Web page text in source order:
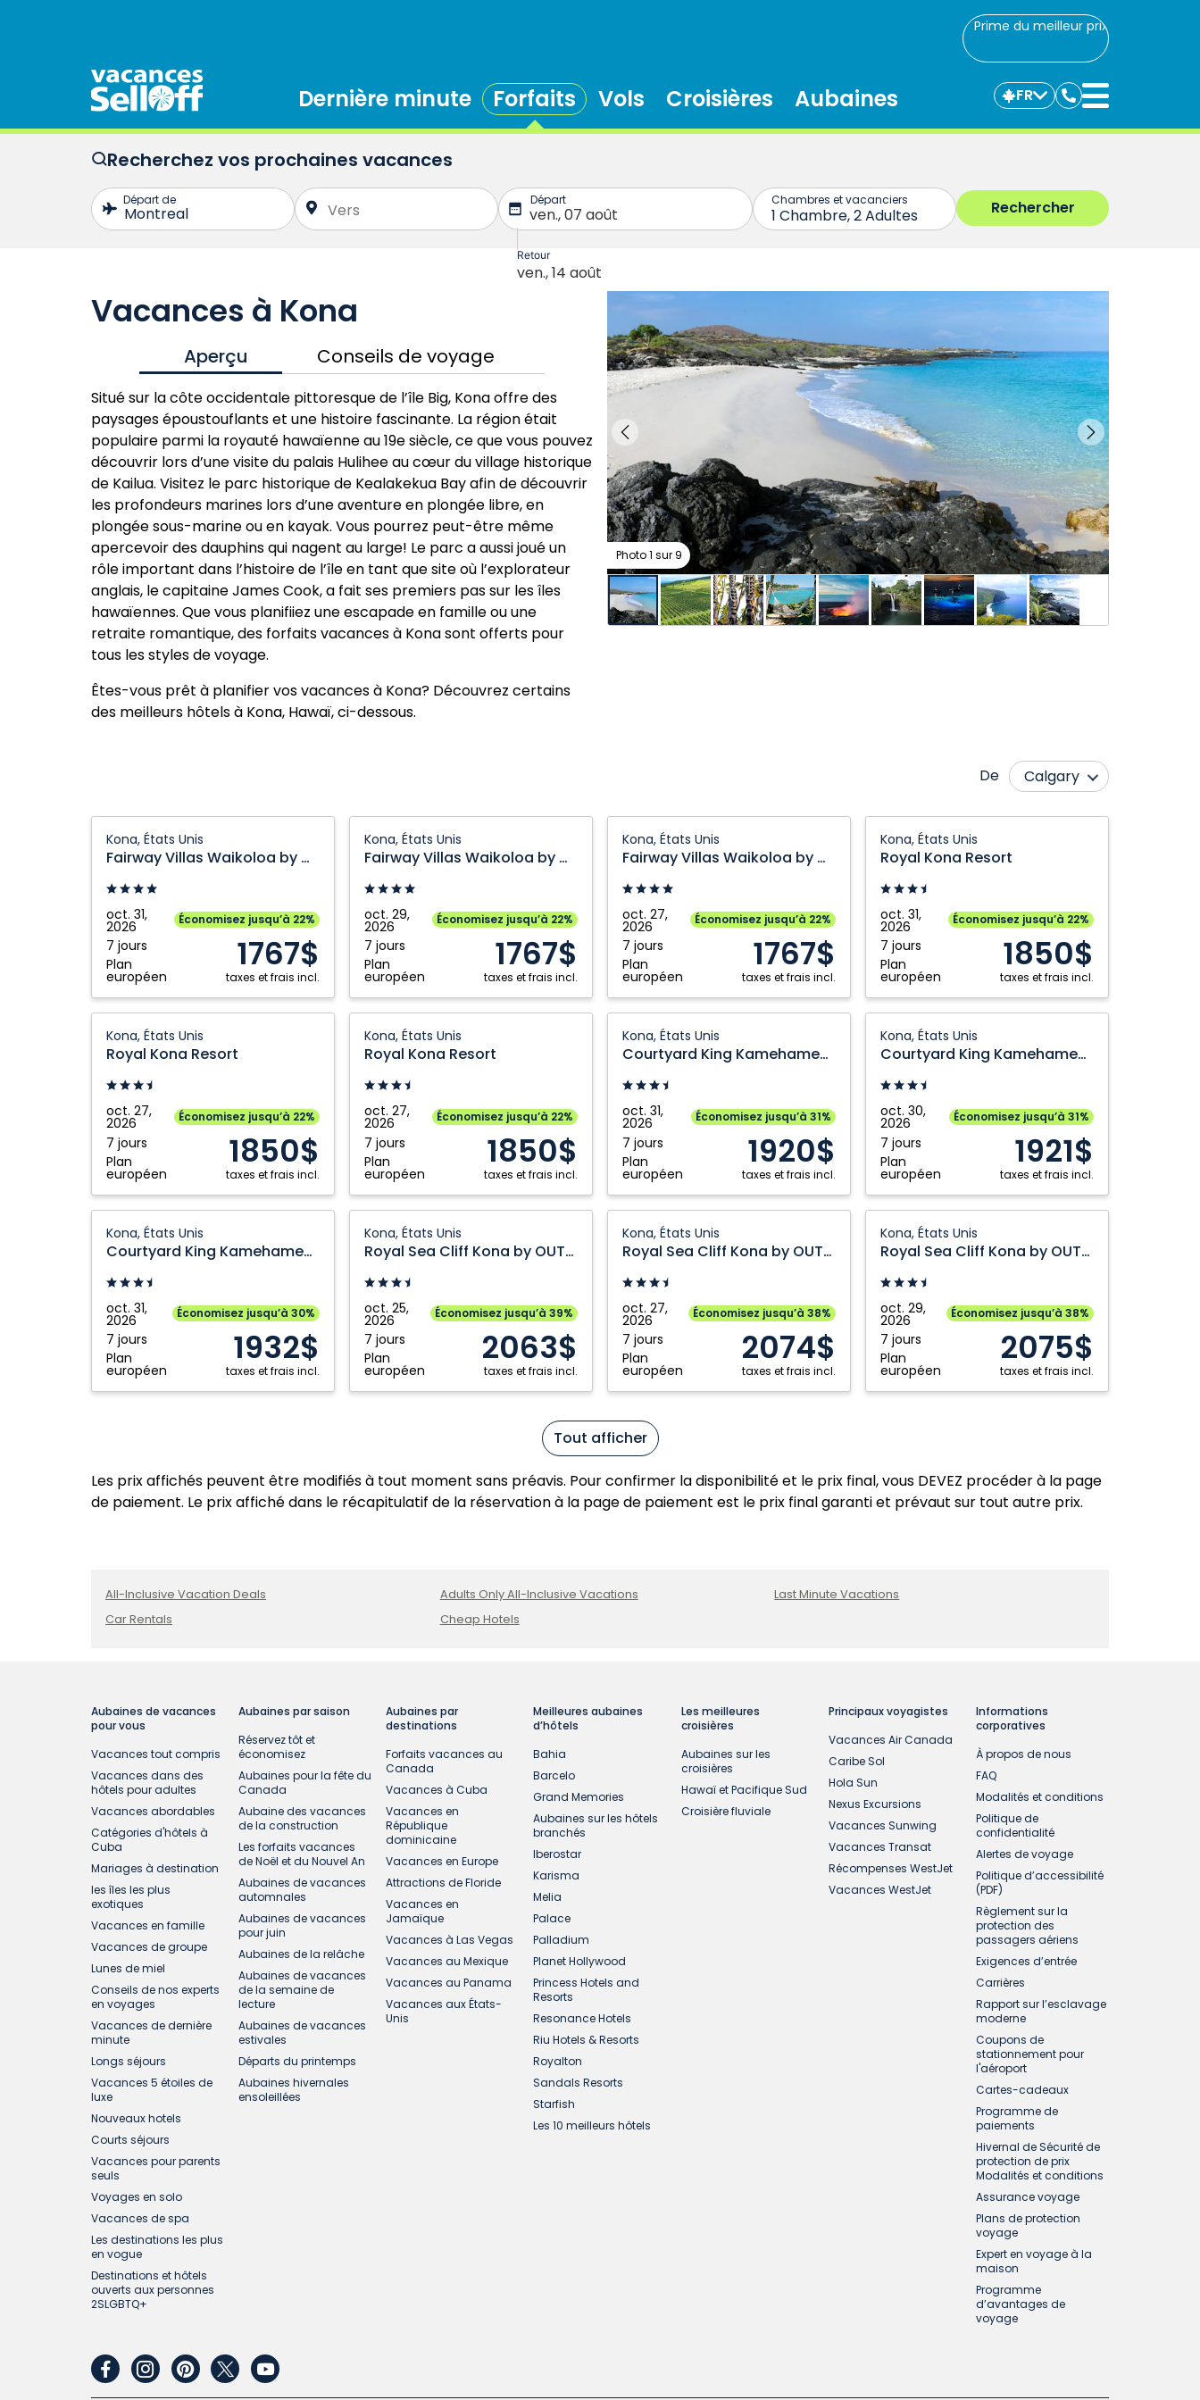
Prime du meilleur prix
Dernière minute Forfaits Vols Croisières Aubaines FR
Communiquez
avec
Recherchez vos prochaines vacances
Vacances à Kona
Aperçu Conseils de voyage
Situé sur la côte occidentale pittoresque de l’île Big, Kona offre des
paysages époustouflants et une histoire fascinante. La région était
populaire parmi la royauté hawaïenne au 19e siècle, ce que vous pouvez
découvrir lors d’une visite du palais Hulihee au cœur du village historique
de Kailua. Visitez le parc historique de Kealakekua Bay afin de découvrir
les profondeurs marines lors d’une aventure en plongée libre, en
plongée sous-marine ou en kayak. Vous pourrez peut-être même
apercevoir des dauphins qui nagent au large! Le parc a aussi joué un
rôle important dans l’histoire de l’île en tant que site où l’explorateur
anglais, le capitaine James Cook, a fait ses premiers pas sur les îles
hawaïennes. Que vous planifiiez une escapade en famille ou une
retraite romantique, des forfaits vacances à Kona sont offerts pour
tous les styles de voyage.
Êtes-vous prêt à planifier vos vacances à Kona? Découvrez certains
des meilleurs hôtels à Kona, Hawaï, ci-dessous.
Photo 1 sur 9
De
Calgary
Edmonton
Vancouver
Kona, États Unis
Fairway Villas Waikoloa by OUTRIGGER Condo
oct. 31,
2026
7 jours
Plan
européen
Économisez jusqu’à 22%
1767$
taxes et frais incl.
Villas
Waikoloa
by
OUTRIGGER
Condo:
Kona,
États
Unis
Kona, États Unis
Fairway Villas Waikoloa by OUTRIGGER Condo
oct. 29,
2026
7 jours
Plan
européen
Économisez jusqu’à 22%
1767$
taxes et frais incl.
Villas
Waikoloa
by
OUTRIGGER
Condo:
Kona,
États
Unis
Kona, États Unis
Fairway Villas Waikoloa by OUTRIGGER Condo
oct. 27,
2026
7 jours
Plan
européen
Économisez jusqu’à 22%
1767$
taxes et frais incl.
Villas
Waikoloa
by
OUTRIGGER
Condo:
Kona,
États
Unis
Kona, États Unis
Royal Kona Resort
oct. 31,
2026
7 jours
Plan
européen
Économisez jusqu’à 22%
1850$
taxes et frais incl.
Kona
Resort:
Kona,
États
Unis
Kona, États Unis
Royal Kona Resort
oct. 27,
2026
7 jours
Plan
européen
Économisez jusqu’à 22%
1850$
taxes et frais incl.
Kona
Resort:
Kona,
États
Unis
Kona, États Unis
Royal Kona Resort
oct. 27,
2026
7 jours
Plan
européen
Économisez jusqu’à 22%
1850$
taxes et frais incl.
Kona
Resort:
Kona,
États
Unis
Kona, États Unis
Courtyard King Kamehameha's Kona Beach Hotel
oct. 31,
2026
7 jours
Plan
européen
Économisez jusqu’à 31%
1920$
taxes et frais incl.
King
Kamehameha's
Kona
Beach
Hotel:
Kona,
États
Unis
Kona, États Unis
Courtyard King Kamehameha's Kona Beach Hotel
oct. 30,
2026
7 jours
Plan
européen
Économisez jusqu’à 31%
1921$
taxes et frais incl.
King
Kamehameha's
Kona
Beach
Hotel:
Kona,
États
Unis
Kona, États Unis
Courtyard King Kamehameha's Kona Beach Hotel
oct. 31,
2026
7 jours
Plan
européen
Économisez jusqu’à 30%
1932$
taxes et frais incl.
King
Kamehameha's
Kona
Beach
Hotel:
Kona,
États
Unis
Kona, États Unis
Royal Sea Cliff Kona by OUTRIGGER Condo
oct. 25,
2026
7 jours
Plan
européen
Économisez jusqu’à 39%
2063$
taxes et frais incl.
Sea
Cliff
Kona
by
OUTRIGGER
Condo:
Kona,
États
Kona, États Unis
Royal Sea Cliff Kona by OUTRIGGER Condo
oct. 27,
2026
7 jours
Plan
européen
Économisez jusqu’à 38%
2074$
taxes et frais incl.
Sea
Cliff
Kona
by
OUTRIGGER
Condo:
Kona,
États
Kona, États Unis
Royal Sea Cliff Kona by OUTRIGGER Condo
oct. 29,
2026
7 jours
Plan
européen
Économisez jusqu’à 38%
2075$
taxes et frais incl.
Sea
Cliff
Kona
by
OUTRIGGER
Condo:
Kona,
États
Tout afficher
Les prix affichés peuvent être modifiés à tout moment sans préavis. Pour confirmer la disponibilité et le prix final, vous DEVEZ procéder à la page
de paiement. Le prix affiché dans le récapitulatif de la réservation à la page de paiement est le prix final garanti et prévaut sur tout autre prix.
All-Inclusive Vacation Deals
Car Rentals
Adults Only All-Inclusive Vacations
Cheap Hotels
Last Minute Vacations
Aubaines de vacances
pour vous
Vacances tout compris
Vacances dans des
hôtels pour adultes
Vacances abordables
Catégories d'hôtels à
Cuba
Mariages à destination
les îles les plus
exotiques
Vacances en famille
Vacances de groupe
Lunes de miel
Conseils de nos experts
en voyages
Vacances de dernière
minute
Longs séjours
Vacances 5 étoiles de
luxe
Nouveaux hotels
Courts séjours
Vacances pour parents
seuls
Voyages en solo
Vacances de spa
Les destinations les plus
en vogue
Destinations et hôtels
ouverts aux personnes
2SLGBTQ+
Aubaines par saison
Réservez tôt et
économisez
Aubaines pour la fête du
Canada
Aubaine des vacances
de la construction
Les forfaits vacances
de Noël et du Nouvel An
Aubaines de vacances
automnales
Aubaines de vacances
pour juin
Aubaines de la relâche
Aubaines de vacances
de la semaine de
lecture
Aubaines de vacances
estivales
Départs du printemps
Aubaines hivernales
ensoleillées
Aubaines par
destinations
Forfaits vacances au
Canada
Vacances à Cuba
Vacances en
République
dominicaine
Vacances en Europe
Attractions de Floride
Vacances en
Jamaïque
Vacances à Las Vegas
Vacances au Mexique
Vacances au Panama
Vacances aux États-
Unis
Meilleures aubaines
d’hôtels
Bahia
Barcelo
Grand Memories
Aubaines sur les hôtels
branchés
Iberostar
Karisma
Melia
Palace
Palladium
Planet Hollywood
Princess Hotels and
Resorts
Resonance Hotels
Riu Hotels & Resorts
Royalton
Sandals Resorts
Starfish
Les 10 meilleurs hôtels
Les meilleures
croisières
Aubaines sur les
croisières
Hawaï et Pacifique Sud
Croisière fluviale
Principaux voyagistes
Vacances Air Canada
Caribe Sol
Hola Sun
Nexus Excursions
Vacances Sunwing
Vacances Transat
Récompenses WestJet
Vacances WestJet
Informations
corporatives
À propos de nous
FAQ
Modalités et conditions
Politique de
confidentialité
Alertes de voyage
Politique d’accessibilité
(PDF)
Règlement sur la
protection des
passagers aériens
Exigences d’entrée
Carrières
Rapport sur l’esclavage
moderne
Coupons de
stationnement pour
l'aéroport
Cartes-cadeaux
Programme de
paiements
Hivernal de Sécurité de
protection de prix
Modalités et conditions
Assurance voyage
Plans de protection
voyage
Expert en voyage à la
maison
Programme
d’avantages de
voyage
facebookinstagram
pinterest
twitteryoutube